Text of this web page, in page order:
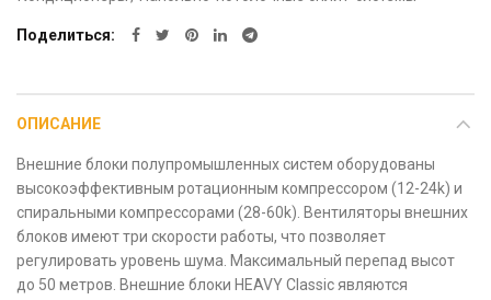
Поделиться
ОПИСАНИЕ
Внешние блоки полупромышленных систем оборудованы
высокоэффективным ротационным компрессором (12-24k) и
спиральными компрессорами (28-60k). Вентиляторы внешних
блоков имеют три скорости работы, что позволяет
регулировать уровень шума. Максимальный перепад высот
до 50 метров. Внешние блоки HEAVY Classic являются